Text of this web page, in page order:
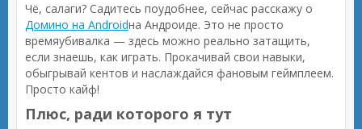
Чё, салаги? Садитесь поудобнее, сейчас расскажу о
Домино на Androidна Андроиде. Это не просто
времяубивалка — здесь можно реально затащить,
если знаешь, как играть. Прокачивай свои навыки,
обыгрывай кентов и наслаждайся фановым геймплеем.
Просто кайф!
Плюс, ради которого я тут